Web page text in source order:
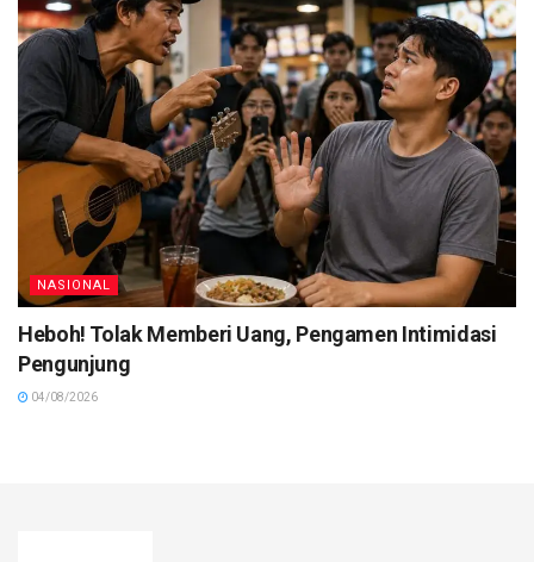
NASIONAL
Heboh! Tolak Memberi Uang, Pengamen Intimidasi
Pengunjung
04/08/2026